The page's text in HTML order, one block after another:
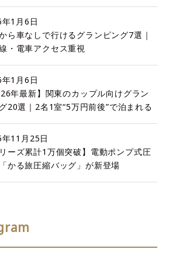
1月6日
ら車なしで行けるグランピング7選｜
・電車アクセス重視
1月6日
年最新】関東のカップル向けグラン
20選｜2名1室“5万円前後”で泊まれる
11月25日
リーズ累計1万個突破】電動ポンプ式圧
かる旅圧縮バッグ」が新登場